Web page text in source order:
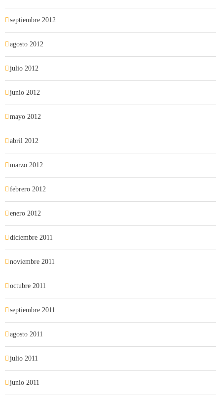
septiembre 2012
agosto 2012
julio 2012
junio 2012
mayo 2012
abril 2012
marzo 2012
febrero 2012
enero 2012
diciembre 2011
noviembre 2011
octubre 2011
septiembre 2011
agosto 2011
julio 2011
junio 2011